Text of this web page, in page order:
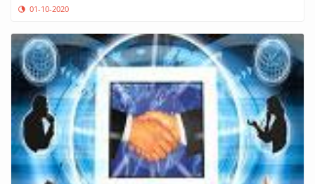
01-10-2020